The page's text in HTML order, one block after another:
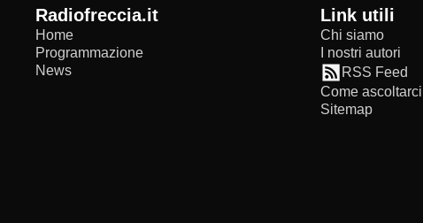
radiofreccia.it
Home
Programmazione
News
Link utili
Chi siamo
I nostri autori
RSS Feed
Come ascoltarci
Sitemap